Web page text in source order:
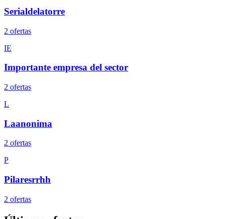
Serialdelatorre
2 ofertas
IE
Importante empresa del sector
2 ofertas
L
Laanonima
2 ofertas
P
Pilaresrrhh
2 ofertas